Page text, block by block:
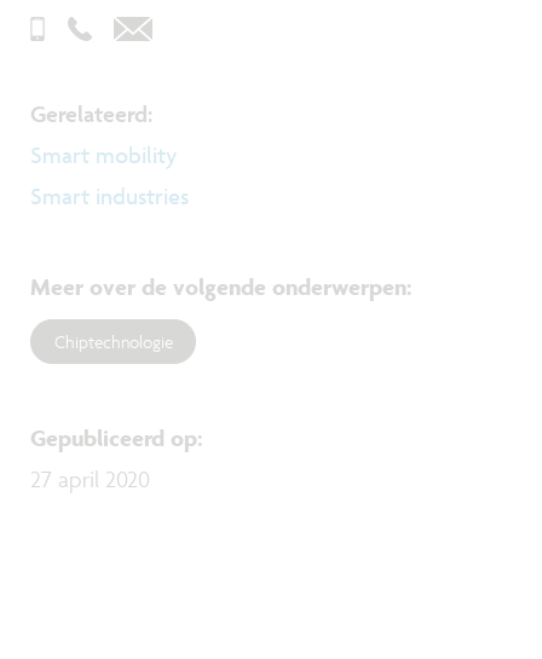
Gerelateerd:
Smart mobility
Smart industries
Meer over de volgende onderwerpen:
Chiptechnologie
Gepubliceerd op:
27 april 2020